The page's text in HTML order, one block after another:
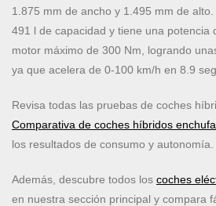
1.875 mm de ancho y 1.495 mm de
491 l de capacidad y tiene una potencia
motor máximo de 300 Nm, logrando
ya que acelera de 0-100 km/h en 8.9
Revisa todas las pruebas de coches
Comparativa de coches híbridos
los resultados de consumo y autonomía.
Además, descubre todos los coches
en nuestra sección principal y compara